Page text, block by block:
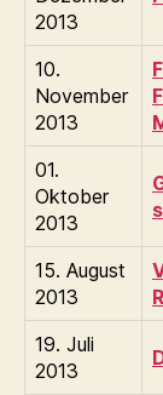
2013
10.
November
2013
01.
Oktober
2013
15. August
2013
19. Juli
2013